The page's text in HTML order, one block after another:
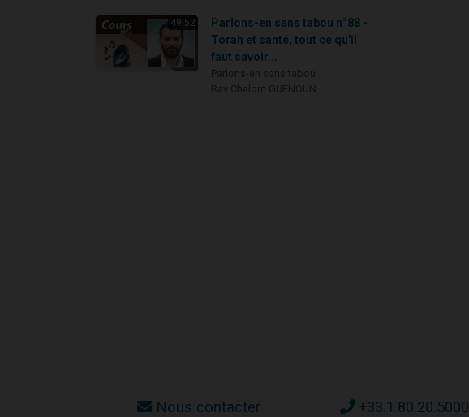
49:52
Parlons-en sans tabou n°88 -
Torah et santé, tout ce qu'il
faut savoir...
Nous contacter +33.1.80.20.5000